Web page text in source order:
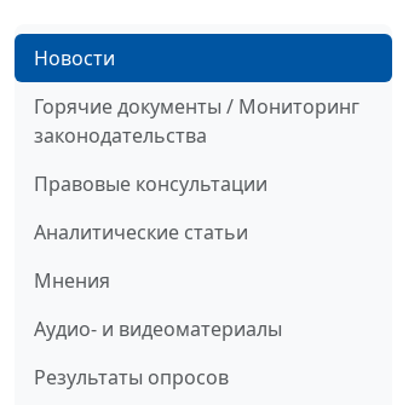
Новости
Горячие документы / Мониторинг
законодательства
Правовые консультации
Аналитические статьи
Мнения
Аудио- и видеоматериалы
Результаты опросов